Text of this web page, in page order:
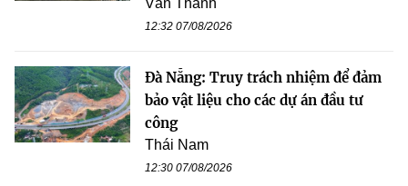
12:32 07/08/2026
Đà Nẵng: Truy trách nhiệm để đảm
bảo vật liệu cho các dự án đầu tư
công
Thái Nam
12:30 07/08/2026